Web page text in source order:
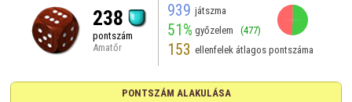
238
pontszám
Amatőr
939 játszma
51% győzelem (477)
153 ellenfelek átlagos pontszáma
PONTSZÁM ALAKULÁSA